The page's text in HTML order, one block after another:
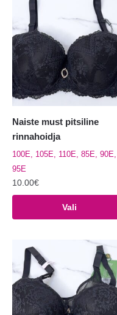
varianti.
Valikuid
saab
teha
tootelehel.
Naiste must pitsiline
rinnahoidja
100E, 105E, 110E, 85E, 90E,
95E
10.00€
Vali
tootel
mitu
varianti.
Valikuid
saab
teha